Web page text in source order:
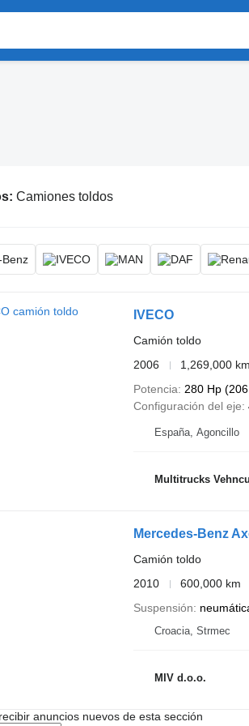
Camiones toldos
IVECO
Camión toldo
2006
1,269,000 km
Potencia
280 Hp
Configuración del eje
España, Agoncillo
Multitrucks
Mercedes-Benz
Camión toldo
2010
600,000 km
Suspensión
Croacia, Strmec
MIV d.o.o.
anuncios nuevos de esta sección